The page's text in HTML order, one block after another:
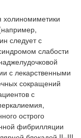
холиномиметики
следует с
слабости
с лекарственными
сокращений
с
острого
фибрилляции